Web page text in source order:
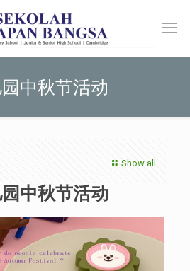
中秋节活动
Show all
中秋节活动